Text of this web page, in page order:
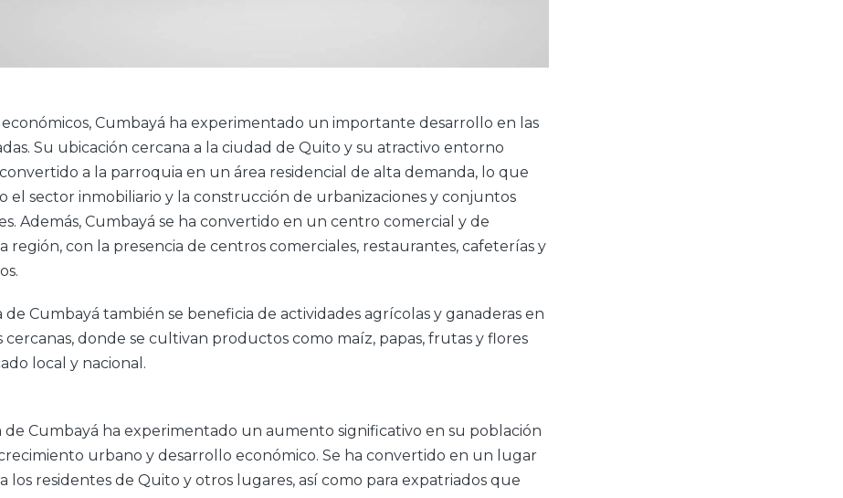
Cumbayá ha experimentado un importante desarrollo en las
Su ubicación cercana a la ciudad de Quito y su atractivo entorno
a la parroquia en un área residencial de alta demanda, lo que
el sector inmobiliario y la construcción de urbanizaciones y conjuntos
Además, Cumbayá se ha convertido en un centro comercial y de
región, con la presencia de centros comerciales, restaurantes, cafeterías y
de Cumbayá también se beneficia de actividades agrícolas y ganaderas en
cercanas, donde se cultivan productos como maíz, papas, frutas y flores
local y nacional.
de Cumbayá ha experimentado un aumento significativo en su población
urbano y desarrollo económico. Se ha convertido en un lugar
los residentes de Quito y otros lugares, así como para expatriados que